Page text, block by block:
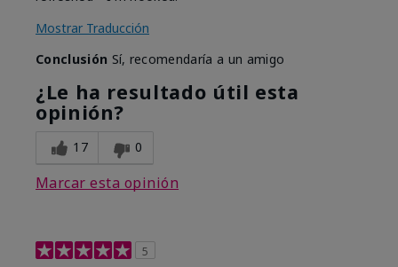
Mostrar Traducción
Conclusión Sí, recomendaría a un amigo
¿Le ha resultado útil esta
opinión?
17 0
Marcar esta opinión
5